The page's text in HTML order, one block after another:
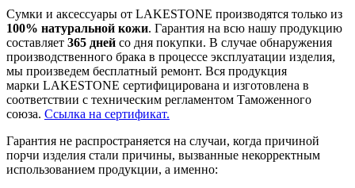
Сумки и аксессуары от LAKESTONE производятся только из
100% натуральной кожи. Гарантия на всю нашу продукцию
составляет 365 дней со дня покупки. В случае обнаружения
производственного брака в процессе эксплуатации изделия,
мы произведем бесплатный ремонт. Вся продукция
марки LAKESTONE сертифицирована и изготовлена в
соответствии с техническим регламентом Таможенного
союза. Ссылка на сертификат.
Гарантия не распространяется на случаи, когда причиной
порчи изделия стали причины, вызванные некорректным
использованием продукции, а именно: